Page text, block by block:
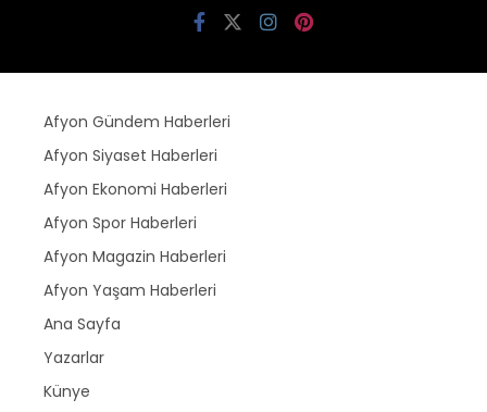
Afyon Gündem Haberleri
Afyon Siyaset Haberleri
Afyon Ekonomi Haberleri
Afyon Spor Haberleri
Afyon Magazin Haberleri
Afyon Yaşam Haberleri
Ana Sayfa
Yazarlar
Künye